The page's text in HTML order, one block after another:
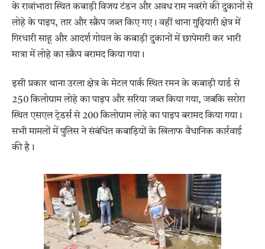
के रावांभाठा स्थित कबाड़ी विजय टंडन और अवध राम नवरंगे की दुकानों से
लोहे के पाइप, तार और स्क्रैप जब्त किए गए। वहीं थाना गुढ़ियारी क्षेत्र में
गिरधारी साहू और आदर्श गोयल के कबाड़ी दुकानों में छापेमारी कर भारी
मात्रा में लोहे का स्क्रैप बरामद किया गया।
इसी प्रकार थाना उरला क्षेत्र के मेटल पार्क स्थित रमन के कबाड़ी यार्ड से
250 किलोग्राम लोहे का पाइप और सरिया जब्त किया गया, जबकि सरोरा
स्थित एसएल ट्रेडर्स से 200 किलोग्राम लोहे का पाइप बरामद किया गया।
सभी मामलों में पुलिस ने संबंधित कबाड़ियों के खिलाफ वैधानिक कार्रवाई
की है।